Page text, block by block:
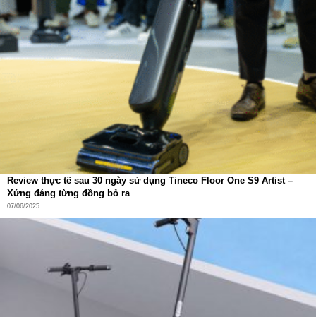
thoại. Chỉ với vài cú chạm, bạn có thể:
Bắt đầu hoặc tạm dừng dọn dẹp.
Thiết lập lịch trình làm sạch tự động.
Tùy chỉnh lực hút, lượng nước, vùng dọn dẹp.
Kiểm tra trạng thái robot theo thời gian thực.
Thậm chí bạn có thể thêm widget ra màn hình chính để
ra
lệnh chỉ bằng một chạm– đơn giản, thông minh và cực
Review thực tế sau 30 ngày sử dụng Tineco Floor One S9 Artist –
Xứng đáng từng đồng bỏ ra
07/06/2025